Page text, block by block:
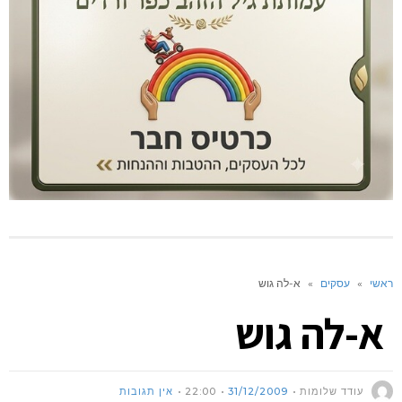
ראשי » עסקים » א-לה גוש
א-לה גוש
עודד שלומות 31/12/2009
22:00 אין תגובות